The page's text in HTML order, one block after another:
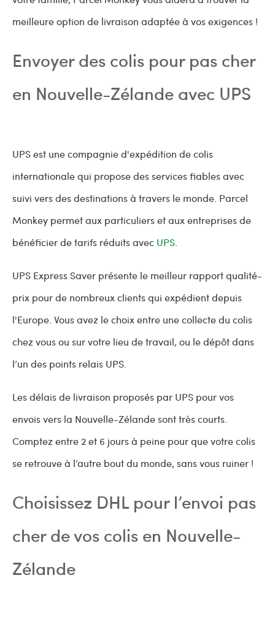
meilleure option de livraison adaptée à vos exigences !
Envoyer des colis pour pas cher
en Nouvelle-Zélande avec UPS
UPS est une compagnie d'expédition de colis
internationale qui propose des services fiables avec
suivi vers des destinations à travers le monde. Parcel
Monkey permet aux particuliers et aux entreprises de
bénéficier de tarifs réduits avec UPS
UPS Express Saver présente le meilleur rapport qualité-
prix pour de nombreux clients qui expédient depuis
l'Europe. Vous avez le choix entre une collecte du colis
chez vous ou sur votre lieu de travail, ou le dépôt dans
l’un des points relais UPS.
Les délais de livraison proposés par UPS pour vos
envois vers la Nouvelle-Zélande sont très courts.
Comptez entre 2 et 6 jours à peine pour que votre colis
se retrouve à l’autre bout du monde, sans vous ruiner !
Choisissez DHL pour l’envoi pas
cher de vos colis en Nouvelle-
Zélande